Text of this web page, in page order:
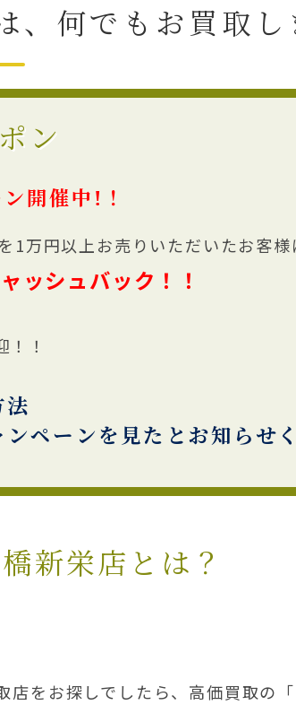
何でもお買取し
ン
開催中!！
万円以上お売りいただいたお客様
ッシュバック！！
！！
法
ペーンを見たとお知らせく
新栄店とは？
をお探しでしたら、高価買取の